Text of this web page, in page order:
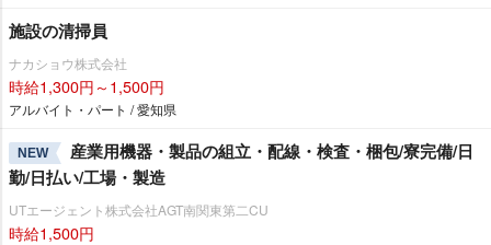
施設の清掃員
ナカショウ株式会社
時給1,300円～1,500円
アルバイト・パート / 愛知県
NEW
産業用機器・製品の組立・配線・検査・梱包/寮完備/日
勤/日払い/工場・製造
UTエージェント株式会社AGT南関東第二CU
時給1,500円